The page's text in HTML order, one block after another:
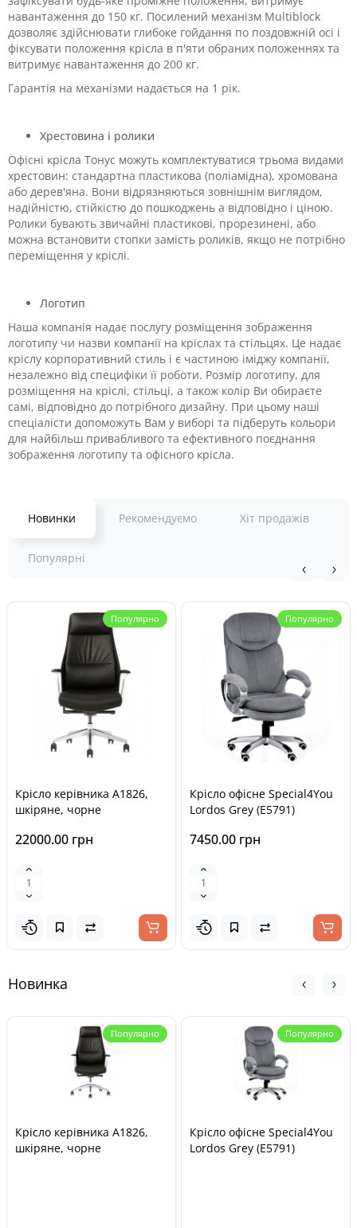
навантаження до 150 кг. Посилений механізм Multiblock
дозволяє здійснювати глибоке гойдання по поздовжній осі і
фіксувати положення крісла в п'яти обраних положеннях та
витримує навантаження до 200 кг.
Гарантія на механізми надається на 1 рік.
Хрестовина і ролики
Офісні крісла Тонус можуть комплектуватися трьома видами
хрестовин: стандартна пластикова (поліамідна), хромована
або дерев'яна. Вони відрязняються зовнішнім виглядом,
надійністю, стійкістю до пошкоджень а відповідно і ціною.
Ролики бувають звичайні пластикові, прорезинені, або
можна встановити стопки замість роликів, якщо не потрібно
переміщення у кріслі.
Логотип
Наша комnанія надає послугу розміщення зображення
логотипу чи назви компанії на кріслах та стільцях. Це надає
кріслу корпоративний стиль і є частиною іміджу компанії,
незалежно від специфіки її роботи. Розмір логотипу, для
розміщення на кріслі, стільці, а також колір Ви обираєте
самі, відповідно до потрібного дизайну. При цьому наші
спеціалісти допоможуть Вам у виборі та підберуть кольори
для найбільш привабливого та ефективного поєднання
зображення логотипу та офісного крісла.
Новинки Рекомендуємо Хіт продажів
Популярні
Популярно
Крісло керівника A1826,
шкіряне, чорне
22000.00 грн
Популярно
Крісло офісне Special4You
Lordos Grey (E5791)
7450.00 грн
Новинка
Популярно
Крісло керівника A1826,
шкіряне, чорне
Популярно
Крісло офісне Special4You
Lordos Grey (E5791)